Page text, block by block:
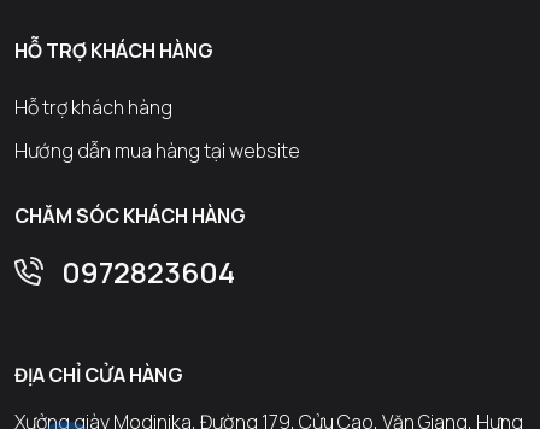
HỖ TRỢ KHÁCH HÀNG
Hỗ trợ khách hàng
Hướng dẫn mua hàng tại website
CHĂM SÓC KHÁCH HÀNG
0972823604
ĐỊA CHỈ CỬA HÀNG
Xưởng giày Modinika, Đường 179, Cửu Cao, Văn Giang, Hưng